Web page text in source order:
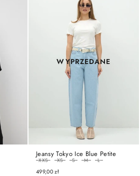
WYPRZEDANE
Jeansy Tokyo Ice Blue Petite
ROZMIAR
XXS XS S M L
499,00 zł